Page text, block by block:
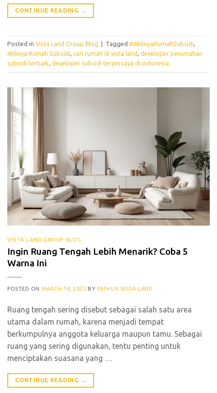
CONTINUE READING →
Posted in Vista Land Group Blog Tagged #AhlinyaRumahSubsidi,
Ahlinya Rumah Subsidi, cari rumah di vista land, developer perumahan
subsidi terbaik, developer subsidi terpercaya di indonesia
VISTA LAND GROUP BLOG
Ingin Ruang Tengah Lebih Menarik? Coba 5
Warna Ini
POSTED ON MARCH 14, 2025 BY FATHUR VISTA LAND
Ruang tengah sering disebut sebagai salah satu area
utama dalam rumah, karena menjadi tempat
berkumpulnya anggota keluarga maupun tamu. Sebagai
ruang yang sering digunakan, tentu penting untuk
menciptakan suasana yang …
CONTINUE READING →